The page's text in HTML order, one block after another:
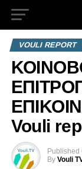
VOULI REPORT
Vouli
Published
By Vouli